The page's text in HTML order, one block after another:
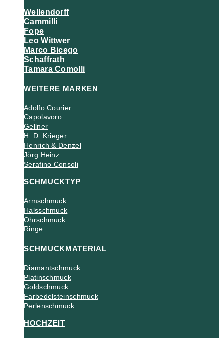
Wellendorff
Cammilli
Fope
Leo Wittwer
Marco Bicego
Schaffrath
Tamara Comolli
WEITERE MARKEN
Adolfo Courier
Capolavoro
Gellner
H. D. Krieger
Henrich & Denzel
Jörg Heinz
Serafino Consoli
SCHMUCKTYP
Armschmuck
Halsschmuck
Ohrschmuck
Ringe
SCHMUCKMATERIAL
Diamantschmuck
Platinschmuck
Goldschmuck
Farbedelsteinschmuck
Perlenschmuck
HOCHZEIT